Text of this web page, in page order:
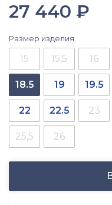
27 440 ₽
Размер изделия
15 15,5 16
18.5 19 19.5
22 22.5 23
25,5 26